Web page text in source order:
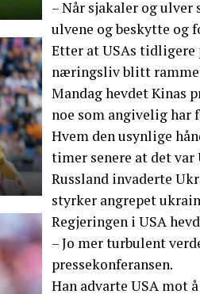
– Når sjakaler og
ulvene og beskytte og
Etter at USAs
næringsliv blitt
Mandag hevdet Kinas
noe som angivelig
Hvem den usynlige
timer senere at det
Russland invaderte
styrker angrepet
Regjeringen i USA
– Jo mer turbulent
pressekonferansen.
Han advarte USA mot